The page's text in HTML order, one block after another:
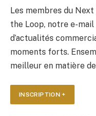
Les membres du
the Loop, notre e-
d’actualités
moments forts.
meilleur en matière
INSCRIPTION +